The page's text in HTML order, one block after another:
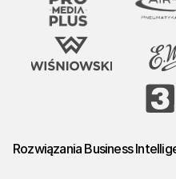
Rozwiązania Business